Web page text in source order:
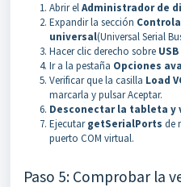
Abrir elAdministrador de
Expandir la sección
universal(Universal Serial
Hacer clic derecho sobre
Ir a la pestaña Opciones
Verificar que la casilla Load
marcarla y pulsar Aceptar.
Desconectar la tableta y
EjecutargetSerialPorts de
puerto COM virtual.
Paso 5: Comprobar la